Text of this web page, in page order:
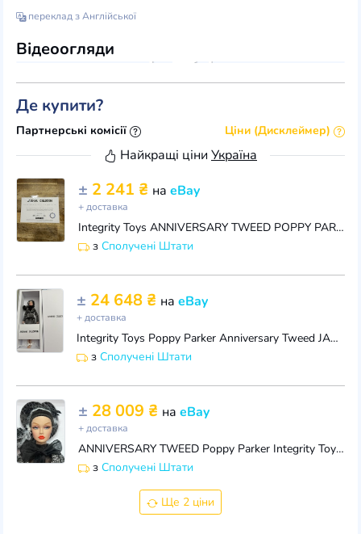
переклад з Англійської
Відеоогляди
Де купити?
Партнерські комісії Ціни (Дисклеймер)
Найкращі ціни Україна
± 2 241 ₴ на eBay
+ доставка
Integrity Toys ANNIVERSARY TWEED POPPY PARKER Jason Wu Fashion Royalty
з Сполучені Штати
± 24 648 ₴ на eBay
+ доставка
Integrity Toys Poppy Parker Anniversary Tweed JASON WU Fashion Royalty Ltd Ed800
з Сполучені Штати
± 28 009 ₴ на eBay
+ доставка
ANNIVERSARY TWEED Poppy Parker Integrity Toys Jason Wu Fashion Royalty NRFB
з Сполучені Штати
Ще 2 ціни